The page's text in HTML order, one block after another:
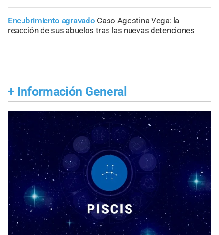
Encubrimiento agravado Caso Agostina Vega: la
reacción de sus abuelos tras las nuevas detenciones
+ Información General